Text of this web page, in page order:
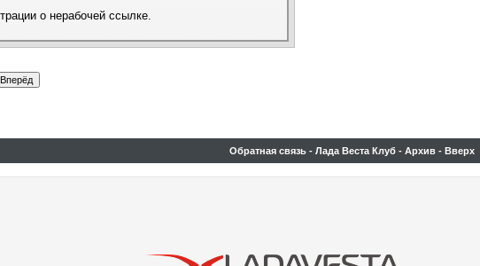
о нерабочей ссылке.
Обратная связь - Лада Веста Клуб - Архив - Вверх